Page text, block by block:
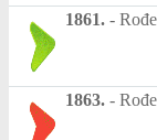
1861. -
1863. -